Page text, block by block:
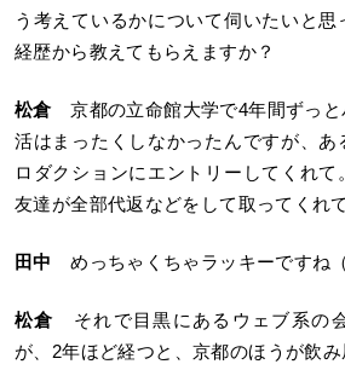
う考えているかについて伺いたいと
経歴から教えてもらえますか？
松倉京都の立命館大学で4年間ずっと
活はまったくしなかったんですが、
ロダクションにエントリーしてくれ
友達が全部代返などをして取ってくれ
田中 めっちゃくちゃラッキーですね（
松倉 それで目黒にあるウェブ系の
が、2年ほど経つと、京都のほうが飲